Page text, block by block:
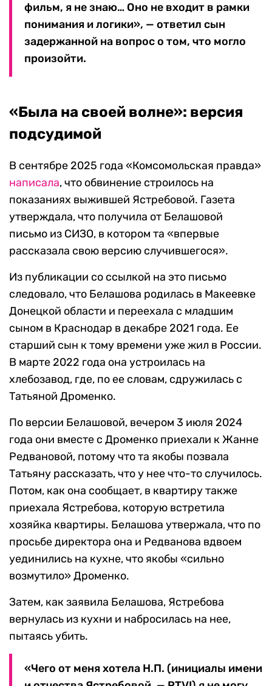
фильм, я не знаю… Оно не входит в рамки
понимания и логики», — ответил сын
задержанной на вопрос о том, что могло
произойти.
«Была на своей волне»: версия
подсудимой
В сентябре 2025 года «Комсомольская правда»
написала, что обвинение строилось на
показаниях выжившей Ястребовой. Газета
утверждала, что получила от Белашовой
письмо из СИЗО, в котором та «впервые
рассказала свою версию случившегося».
Из публикации со ссылкой на это письмо
следовало, что Белашова родилась в Макеевке
Донецкой области и переехала с младшим
сыном в Краснодар в декабре 2021 года. Ее
старший сын к тому времени уже жил в России.
В марте 2022 года она устроилась на
хлебозавод, где, по ее словам, сдружилась с
Татьяной Дроменко.
По версии Белашовой, вечером 3 июля 2024
года они вместе с Дроменко приехали к Жанне
Редвановой, потому что та якобы позвала
Татьяну рассказать, что у нее что-то случилось.
Потом, как она сообщает, в квартиру также
приехала Ястребова, которую встретила
хозяйка квартиры. Белашова утвержала, что по
просьбе директора она и Редванова вдвоем
уединились на кухне, что якобы «сильно
возмутило» Дроменко.
Затем, как заявила Белашова, Ястребова
вернулась из кухни и набросилась на нее,
пытаясь убить.
«Чего от меня хотела Н.П. (инициалы имени